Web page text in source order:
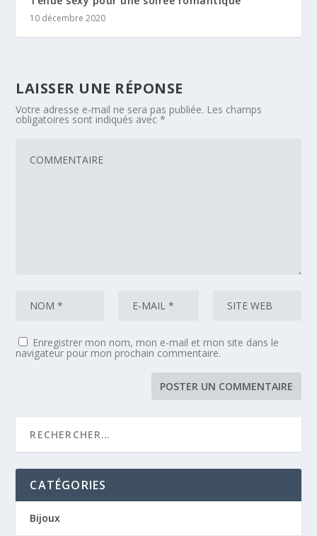
10 décembre 2020
LAISSER UNE RÉPONSE
Votre adresse e-mail ne sera pas publiée. Les champs
obligatoires sont indiqués avec*
Enregistrer mon nom, mon e-mail et mon site dans le
navigateur pour mon prochain commentaire.
CATÉGORIES
Bijoux